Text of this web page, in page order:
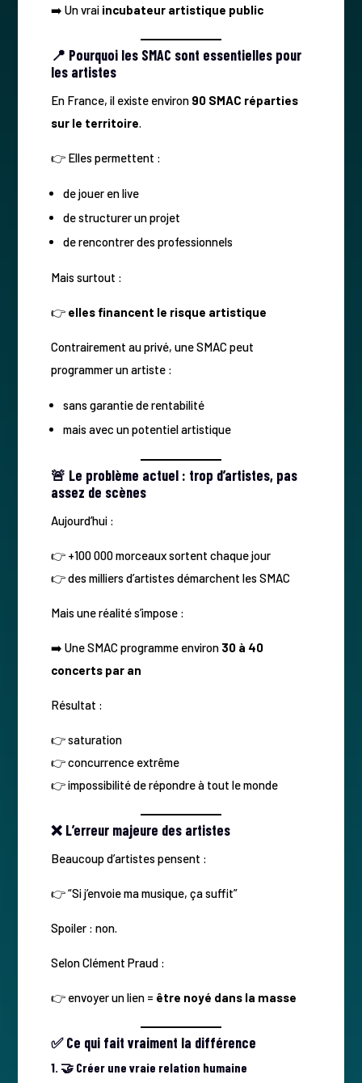
➡️ Un vrai incubateur artistique public
📍 Pourquoi les SMAC sont essentielles pour
les artistes
En France, il existe environ 90 SMAC réparties
sur le territoire.
👉 Elles permettent :
de jouer en live
de structurer un projet
de rencontrer des professionnels
Mais surtout :
👉 elles financent le risque artistique
Contrairement au privé, une SMAC peut
programmer un artiste :
sans garantie de rentabilité
mais avec un potentiel artistique
🚨 Le problème actuel : trop d’artistes, pas
assez de scènes
Aujourd’hui :
👉 +100 000 morceaux sortent chaque jour
👉 des milliers d’artistes démarchent les SMAC
Mais une réalité s’impose :
➡️ Une SMAC programme environ 30 à 40
concerts par an
Résultat :
👉 saturation
👉 concurrence extrême
👉 impossibilité de répondre à tout le monde
❌ L’erreur majeure des artistes
Beaucoup d’artistes pensent :
👉 “Si j’envoie ma musique, ça suffit”
Spoiler : non.
Selon Clément Praud :
👉 envoyer un lien = être noyé dans la masse
✅ Ce qui fait vraiment la différence
1. 🤝 Créer une vraie relation humaine